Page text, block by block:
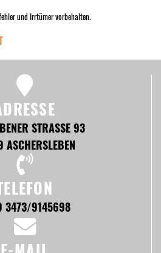
und Irrtümer vorbehalten.
STRASSE 93
3473/9145698